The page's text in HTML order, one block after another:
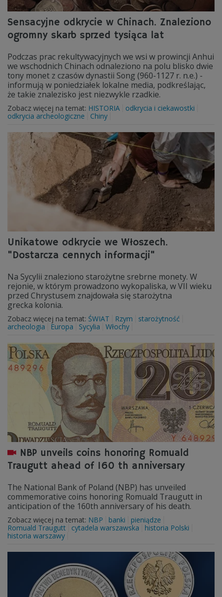
Sensacyjne odkrycie w Chinach. Znaleziono
ogromny skarb sprzed tysiąca lat
Podczas prac rekultywacyjnych we wsi w prowincji Anhui
we wschodnich Chinach odnaleziono na polu blisko dwie
tony monet z czasów dynastii Song (960-1127 r. n.e.) -
informują w poniedziałek lokalne media, podkreślając,
że takie znalezisko jest niezwykle rzadkie.
Zobacz więcej na temat: HISTORIA
odkrycia i ciekawostki
odkrycia archeologiczne
Chiny
Unikatowe odkrycie we Włoszech.
"Dostarcza cennych informacji"
Na Sycylii znaleziono starożytne srebrne monety. W
rejonie, w którym prowadzono wykopaliska, w VII wieku
przed Chrystusem znajdowała się starożytna
grecka kolonia.
Zobacz więcej na temat: ŚWIAT Rzym
starożytność
archeologia
Europa Sycylia Włochy
NBP unveils coins honoring Romuald
Traugutt ahead of 160 th anniversary
The National Bank of Poland (NBP) has unveiled
commemorative coins honoring Romuald Traugutt in
anticipation of the 160th anniversary of his death.
Zobacz więcej na temat: NBP banki
pieniądze
Romuald Traugutt
cytadela warszawska
historia Polski
historia warszawy